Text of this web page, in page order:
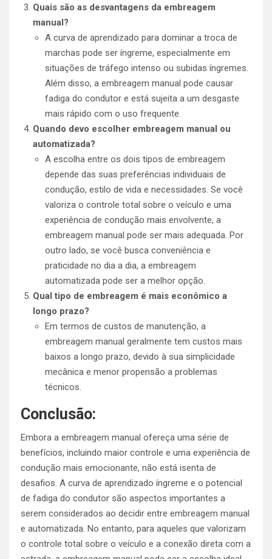
Quais são as desvantagens da embreagem
manual?
A curva de aprendizado para dominar a troca de
marchas pode ser íngreme, especialmente em
situações de tráfego intenso ou subidas íngremes.
Além disso, a embreagem manual pode causar
fadiga do condutor e está sujeita a um desgaste
mais rápido com o uso frequente.
Quando devo escolher embreagem manual ou
automatizada?
A escolha entre os dois tipos de embreagem
depende das suas preferências individuais de
condução, estilo de vida e necessidades. Se você
valoriza o controle total sobre o veículo e uma
experiência de condução mais envolvente, a
embreagem manual pode ser mais adequada. Por
outro lado, se você busca conveniência e
praticidade no dia a dia, a embreagem
automatizada pode ser a melhor opção.
Qual tipo de embreagem é mais econômico a
longo prazo?
Em termos de custos de manutenção, a
embreagem manual geralmente tem custos mais
baixos a longo prazo, devido à sua simplicidade
mecânica e menor propensão a problemas
técnicos.
Conclusão:
Embora a embreagem manual ofereça uma série de
benefícios, incluindo maior controle e uma experiência de
condução mais emocionante, não está isenta de
desafios. A curva de aprendizado íngreme e o potencial
de fadiga do condutor são aspectos importantes a
serem considerados ao decidir entre embreagem manual
e automatizada. No entanto, para aqueles que valorizam
o controle total sobre o veículo e a conexão direta com a